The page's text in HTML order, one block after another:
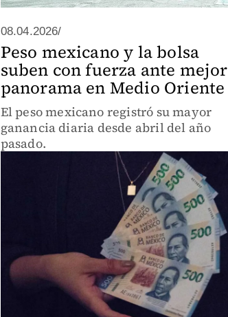
08.04.2026/
Peso mexicano y la bolsa
suben con fuerza ante mejor
panorama en Medio Oriente
El peso mexicano registró su mayor
ganancia diaria desde abril del año
pasado.